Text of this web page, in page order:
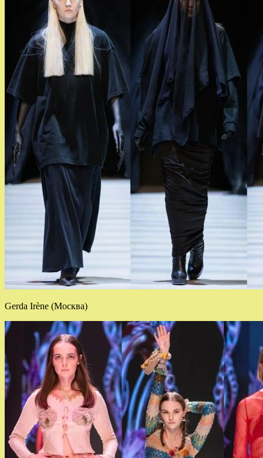
Gerda Irène (Москва)